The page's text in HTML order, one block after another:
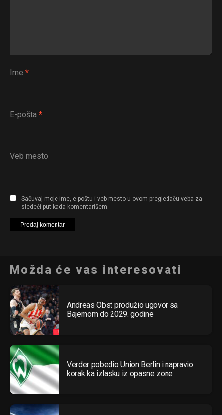
Ime *
E-pošta *
Veb mesto
Sačuvaj moje ime, e-poštu i veb mesto u ovom pregledaču veba za
sledeći put kada komentarišem.
Možda će vas interesovati
Andreas Obst produžio ugovor sa
Bajernom do 2029. godine
Verder pobedio Union Berlin i napravio
korak ka izlasku iz opasne zone